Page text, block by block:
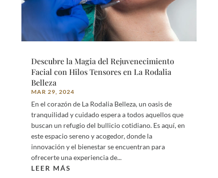
Descubre la Magia del Rejuvenecimiento
Facial con Hilos Tensores en La Rodalia
Belleza
MAR 29, 2024
En el corazón de La Rodalia Belleza, un oasis de
tranquilidad y cuidado espera a todos aquellos que
buscan un refugio del bullicio cotidiano. Es aquí, en
este espacio sereno y acogedor, donde la
innovación y el bienestar se encuentran para
ofrecerte una experiencia de...
LEER MÁS